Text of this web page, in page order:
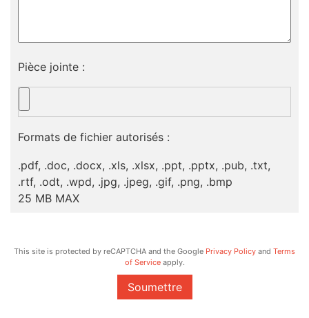
Pièce jointe :
Formats de fichier autorisés :
.pdf, .doc, .docx, .xls, .xlsx, .ppt, .pptx, .pub, .txt,
.rtf, .odt, .wpd, .jpg, .jpeg, .gif, .png, .bmp
25 MB MAX
This site is protected by reCAPTCHA and the Google Privacy Policy and Terms
of Serviceapply.
Soumettre